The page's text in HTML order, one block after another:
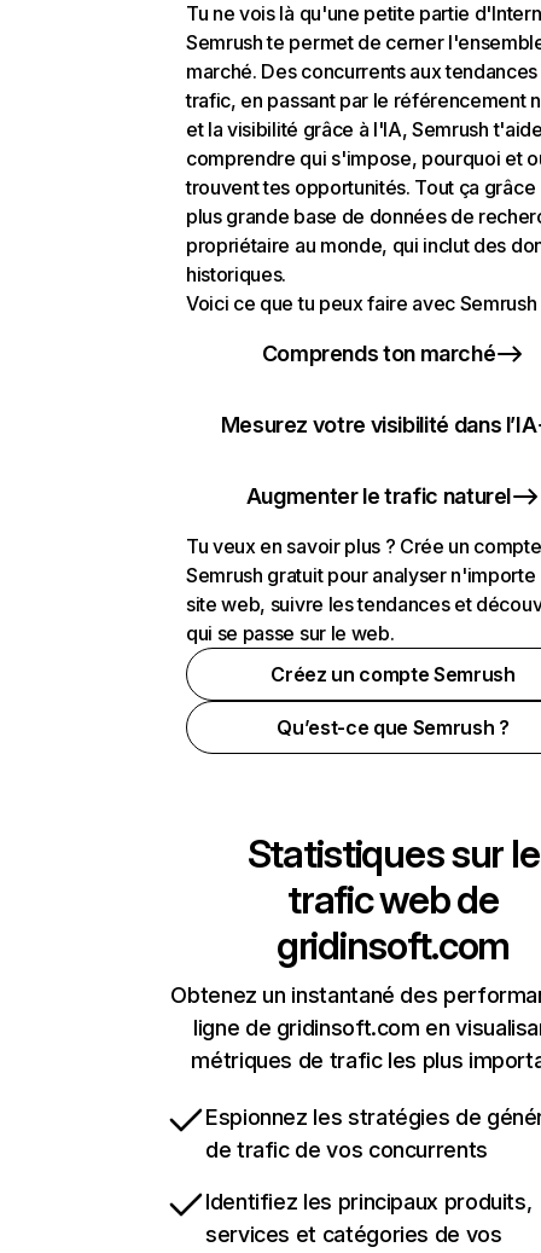
Tu ne vois là qu'une petite partie
Semrush te permet de cerner
marché. Des concurrents aux
trafic, en passant par le référencement
et la visibilité grâce à l'IA, Semrush
comprendre qui s'impose, pourquoi et
trouvent tes opportunités. Tout ça grâce
plus grande base de données de
propriétaire au monde, qui inclut des
historiques.
Voici ce que tu peux faire avec Semrush
Comprends ton marché
Mesurez votre visibilité dans l’IA
Augmenter le trafic naturel
Tu veux en savoir plus ? Crée un compte
Semrush gratuit pour analyser n'importe
site web, suivre les tendances et
qui se passe sur le web.
Créez un compte Semrush
Qu’est-ce que Semrush ?
Statistiques sur le
trafic web de
gridinsoft.com
Obtenez un instantané des
ligne de gridinsoft.com en
métriques de trafic les plus
Espionnez les stratégies de
de trafic de vos concurrents
Identifiez les principaux produits,
services et catégories de vos